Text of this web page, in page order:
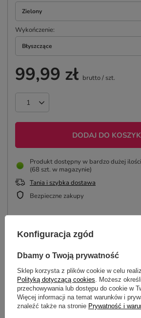
Zielony
Wykończenie
Błyszczące
99,99 zł brutto/ szt.
DODAJ DO
Produkt dostępny w bardzo dużej ilości
(68 szt. w magazynie)
Tania i szybka dostawa
Bezpieczne zakupy
ZAPROJEKTUJ
OPIS
SZCZEGÓŁOWE DANE
Konfiguracja zgód
Dbamy o Twoją prywatność
Sklep korzysta z plików cookie w celu
Polityką dotyczącą cookies. Możesz
przechowywania lub dostępu do cookie w
Więcej informacji na temat warunków i
znaleźć także na stronie Prywatność i